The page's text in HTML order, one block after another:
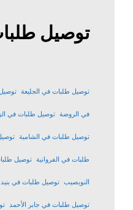
توصيل
توصيل طلبات في الجليعة
في الروضة توصيل طلبات في
توصيل طلبات في الشامية
طلبات في الفروانية توصيل
النويصيب توصيل طلبات في بنيد
توصيل طلبات في جابر الأحمد